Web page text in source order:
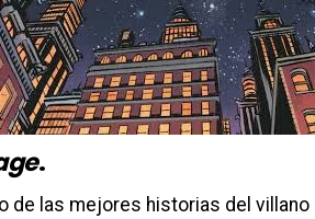
.
de las mejores historias del villano